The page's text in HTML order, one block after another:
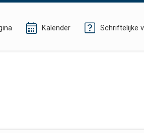
Kalender Schriftelijke